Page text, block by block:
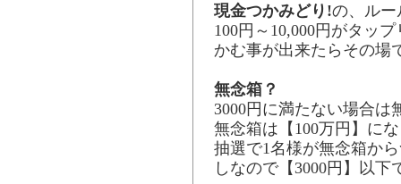
現金つかみどり!の、ル
100円～10,000円がタッ
かむ事が出来たらその場
無念箱？
3000円に満たない場合は
無念箱は【100万円】に
抽選で1名様が無念箱か
しなので【3000円】以